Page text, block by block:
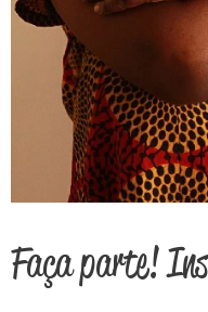
Faça parte!